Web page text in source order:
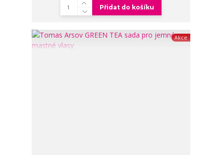
Přidat do košíku
Akce